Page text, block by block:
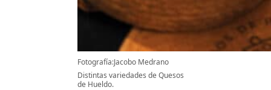
Fotografía:Jacobo Medrano
Distintas variedades de Quesos
de Hueldo.